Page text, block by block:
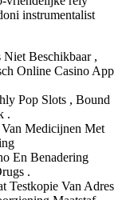
instrumentalist
Beschikbaar ,
Online Casino App
Pop Slots , Bound
.
Medicijnen Met
En Benadering
.
Testkopie Van Adres